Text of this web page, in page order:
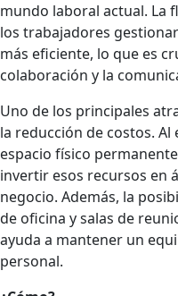
mundo laboral actual. La
los trabajadores
más eficiente, lo que es
colaboración y la
Uno de los principales
la reducción de costos.
espacio físico
invertir esos recursos en
negocio. Además, la
de oficina y salas de
ayuda a mantener un
personal.